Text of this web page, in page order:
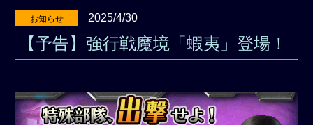
お知らせ 2025/4/30
【予告】強行戦魔境「蝦夷」登場！